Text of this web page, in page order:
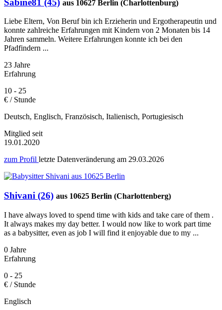
aus 10627 Berlin (Charlottenburg)
Liebe Eltern, Von Beruf bin ich Erzieherin und Ergotherapeutin und
konnte zahlreiche Erfahrungen mit Kindern von 2 Monaten bis 14
Jahren sammeln. Weitere Erfahrungen konnte ich bei den
Pfadfindern ...
23 Jahre
Erfahrung
10 - 25
€ / Stunde
Deutsch, Englisch, Französisch, Italienisch, Portugiesisch
Mitglied seit
19.01.2020
zum Profil letzte Datenveränderung am 29.03.2026
Shivani (26) aus 10625 Berlin (Charlottenberg)
I have always loved to spend time with kids and take care of them .
It always makes my day better. I would now like to work part time
as a babysitter, even as job I will find it enjoyable due to my ...
0 Jahre
Erfahrung
0 - 25
€ / Stunde
Englisch